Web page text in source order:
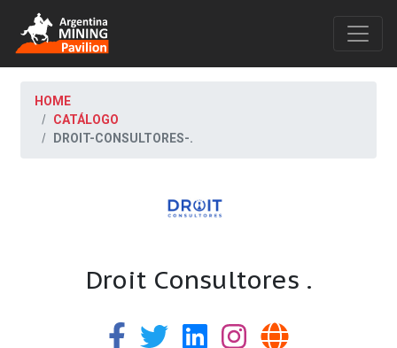
HOME
CATÁLOGO
DROIT-CONSULTORES-.
Droit Consultores .